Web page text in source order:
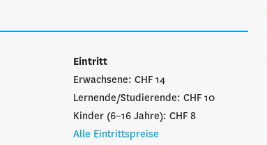
Eintritt
Erwachsene: CHF 14
Lernende/Studierende: CHF 10
Kinder (6–16 Jahre): CHF 8
Alle Eintrittspreise